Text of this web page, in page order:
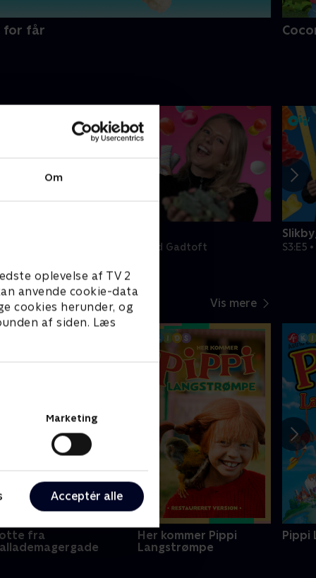
Om
oplevelse af TV 2
anvende cookie-data
cookies herunder, og
af siden. Læs
Marketing
Acceptér alle
for får
S3:E4 • Slikmad med Gadtoft S3:E5
Vis mere
fra
Her kommer Pippi
Langstrømpe
Pippi